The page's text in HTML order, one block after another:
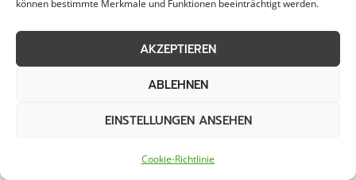
können bestimmte Merkmale und Funktionen beeinträchtigt werden.
AKZEPTIEREN
ABLEHNEN
EINSTELLUNGEN ANSEHEN
Cookie-Richtlinie
In Erkrath wird besonderer Wert darauf gelegt,
dass die Räumung von öffentlichen Flächen
effizient und umweltfreundlich erfolgt. Durch
den Einsatz moderner Technologien und
nachhaltiger Konzepte wird sichergestellt, dass
als auch den wirtschaftlichen Anforderungen